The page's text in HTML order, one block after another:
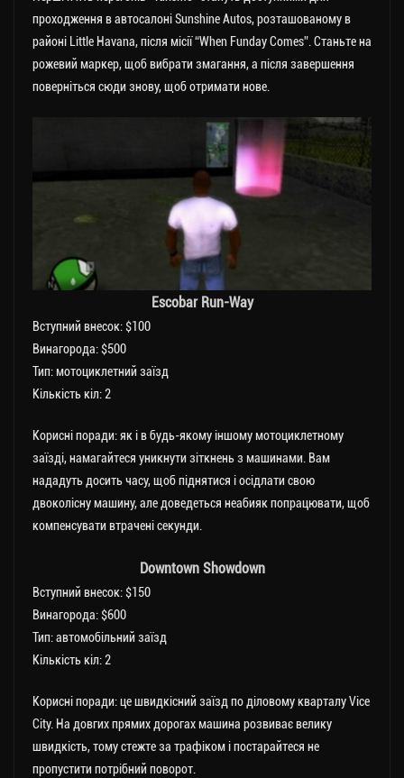
проходження в автосалоні Sunshine Autos, розташованому в
районі Little Havana, після місії “When Funday Comes”. Станьте на
рожевий маркер, щоб вибрати змагання, а після завершення
поверніться сюди знову, щоб отримати нове.
Escobar Run-Way
Вступний внесок: $100
Винагорода: $500
Тип: мотоциклетний заїзд
Кількість кіл: 2
Корисні поради: як і в будь-якому іншому мотоциклетному
заїзді, намагайтеся уникнути зіткнень з машинами. Вам
нададуть досить часу, щоб піднятися і осідлати свою
двоколісну машину, але доведеться неабияк попрацювати, щоб
компенсувати втрачені секунди.
Downtown Showdown
Вступний внесок: $150
Винагорода: $600
Тип: автомобільний заїзд
Кількість кіл: 2
Корисні поради: це швидкісний заїзд по діловому кварталу Vice
City. На довгих прямих дорогах машина розвиває велику
швидкість, тому стежте за трафіком і постарайтеся не
пропустити потрібний поворот.